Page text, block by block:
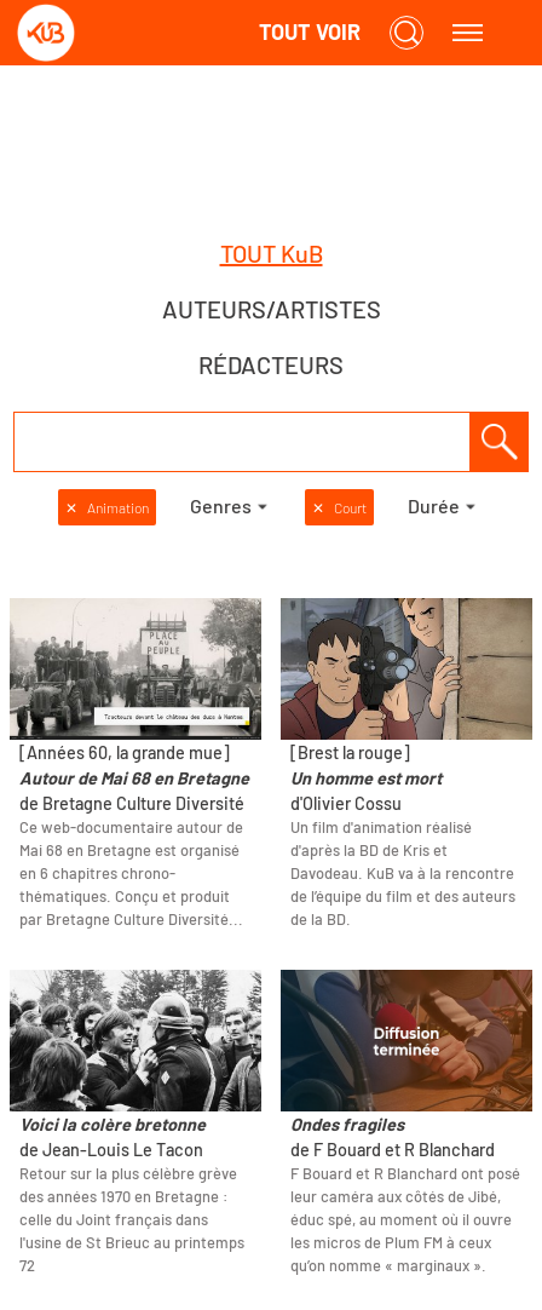
TOUT VOIR
TOUT KuB
AUTEURS/ARTISTES
RÉDACTEURS
✕ Animation Genres ✕ Court Durée
[Années 60, la grande mue]
Autour de Mai 68 en Bretagne
de Bretagne Culture Diversité
Ce web-documentaire autour de
Mai 68 en Bretagne est organisé
en 6 chapitres chrono-
thématiques. Conçu et produit
par Bretagne Culture Diversité...
[Brest la rouge]
Un homme est mort
d'Olivier Cossu
Un film d'animation réalisé
d'après la BD de Kris et
Davodeau. KuB va à la rencontre
de l’équipe du film et des auteurs
de la BD.
Voici la colère bretonne
de Jean-Louis Le Tacon
Retour sur la plus célèbre grève
des années 1970 en Bretagne :
celle du Joint français dans
l'usine de St Brieuc au printemps
72
Ondes fragiles
de F Bouard et R Blanchard
F Bouard et R Blanchard ont posé
leur caméra aux côtés de Jibé,
éduc spé, au moment où il ouvre
les micros de Plum FM à ceux
qu’on nomme « marginaux ».